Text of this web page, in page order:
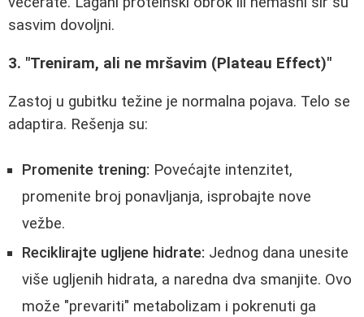
sasvim dovoljni.
3. "Treniram, ali ne mršavim (Plateau Effect)"
Zastoj u gubitku težine je normalna pojava. Telo se
adaptira. Rešenja su:
Promenite trening: Povećajte intenzitet,
promenite broj ponavljanja, isprobajte nove
vežbe.
Reciklirajte ugljene hidrate: Jednog dana unesite
više ugljenih hidrata, a naredna dva smanjite. Ovo
može "prevariti" metabolizam i pokrenuti ga